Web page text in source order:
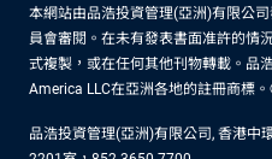
本網站由品浩投資管理(亞洲)有限公
員會審閱。在未有發表書面准許的情
式複製，或在任何其他刊物轉載。品
America LLC在亞洲各地的註冊商標
品浩投資管理(亞洲)有限公司, 香港中